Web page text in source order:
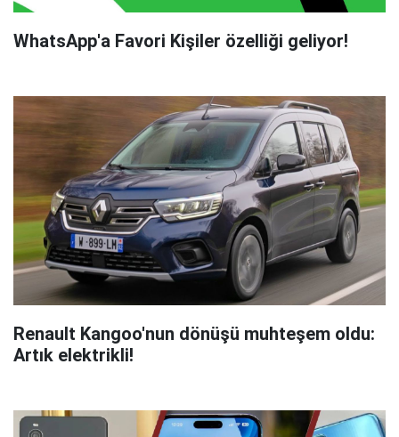
WhatsApp'a Favori Kişiler özelliği geliyor!
Renault Kangoo'nun dönüşü muhteşem oldu:
Artık elektrikli!